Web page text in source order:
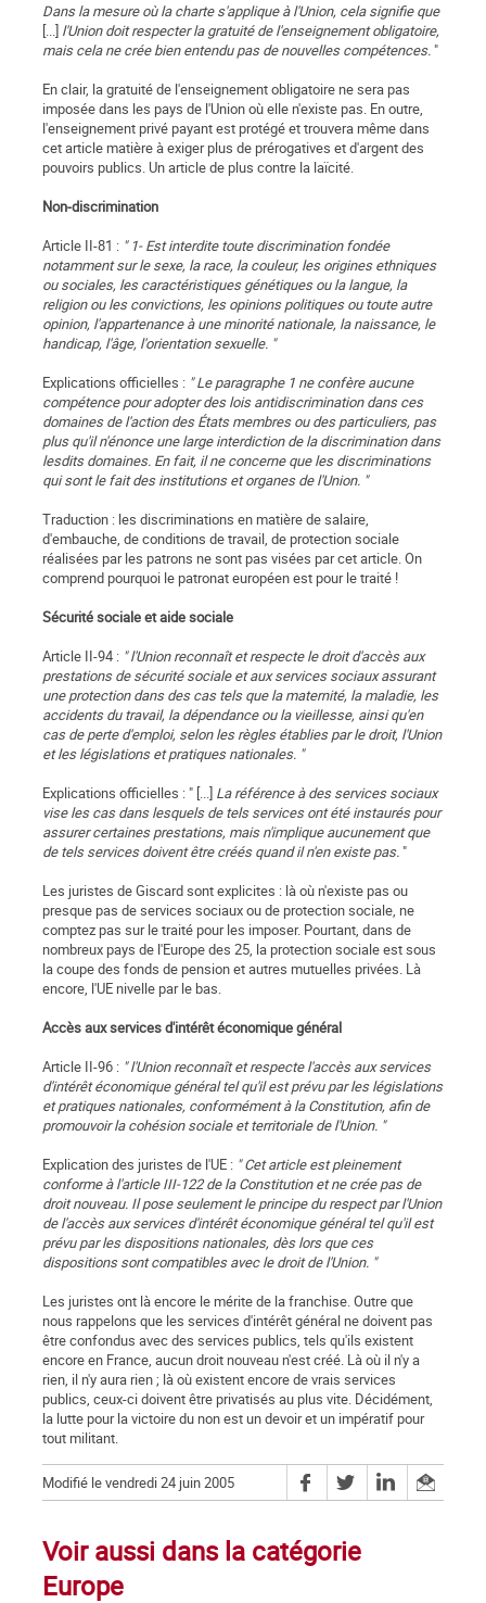
Dans la mesure où la charte s'applique à l'Union, cela signifie que
[...] l'Union doit respecter la gratuité de l'enseignement obligatoire,
mais cela ne crée bien entendu pas de nouvelles compétences."
En clair, la gratuité de l'enseignement obligatoire ne sera pas
imposée dans les pays de l'Union où elle n'existe pas. En outre,
l'enseignement privé payant est protégé et trouvera même dans
cet article matière à exiger plus de prérogatives et d'argent des
pouvoirs publics. Un article de plus contre la laïcité.
Non-discrimination
Article II-81 : " 1- Est interdite toute discrimination fondée
notamment sur le sexe, la race, la couleur, les origines ethniques
ou sociales, les caractéristiques génétiques ou la langue, la
religion ou les convictions, les opinions politiques ou toute autre
opinion, l'appartenance à une minorité nationale, la naissance, le
handicap, l'âge, l'orientation sexuelle. "
Explications officielles : " Le paragraphe 1 ne confère aucune
compétence pour adopter des lois antidiscrimination dans ces
domaines de l'action des États membres ou des particuliers, pas
plus qu'il n'énonce une large interdiction de la discrimination dans
lesdits domaines. En fait, il ne concerne que les discriminations
qui sont le fait des institutions et organes de l'Union. "
Traduction : les discriminations en matière de salaire,
d'embauche, de conditions de travail, de protection sociale
réalisées par les patrons ne sont pas visées par cet article. On
comprend pourquoi le patronat européen est pour le traité !
Sécurité sociale et aide sociale
Article II-94 : " l'Union reconnaît et respecte le droit d'accès aux
prestations de sécurité sociale et aux services sociaux assurant
une protection dans des cas tels que la maternité, la maladie, les
accidents du travail, la dépendance ou la vieillesse, ainsi qu'en
cas de perte d'emploi, selon les règles établies par le droit, l'Union
et les législations et pratiques nationales. "
Explications officielles : " [...] La référence à des services sociaux
vise les cas dans lesquels de tels services ont été instaurés pour
assurer certaines prestations, mais n'implique aucunement que
de tels services doivent être créés quand il n'en existe pas."
Les juristes de Giscard sont explicites : là où n'existe pas ou
presque pas de services sociaux ou de protection sociale, ne
comptez pas sur le traité pour les imposer. Pourtant, dans de
nombreux pays de l'Europe des 25, la protection sociale est sous
la coupe des fonds de pension et autres mutuelles privées. Là
encore, l'UE nivelle par le bas.
Accès aux services d'intérêt économique général
Article II-96 : " l'Union reconnaît et respecte l'accès aux services
d'intérêt économique général tel qu'il est prévu par les législations
et pratiques nationales, conformément à la Constitution, afin de
promouvoir la cohésion sociale et territoriale de l'Union. "
Explication des juristes de l'UE : " Cet article est pleinement
conforme à l'article III-122 de la Constitution et ne crée pas de
droit nouveau. Il pose seulement le principe du respect par l'Union
de l'accès aux services d'intérêt économique général tel qu'il est
prévu par les dispositions nationales, dès lors que ces
dispositions sont compatibles avec le droit de l'Union. "
Les juristes ont là encore le mérite de la franchise. Outre que
nous rappelons que les services d'intérêt général ne doivent pas
être confondus avec des services publics, tels qu'ils existent
encore en France, aucun droit nouveau n'est créé. Là où il n'y a
rien, il n'y aura rien ; là où existent encore de vrais services
publics, ceux-ci doivent être privatisés au plus vite. Décidément,
la lutte pour la victoire du non est un devoir et un impératif pour
tout militant.
Modifié le vendredi 24 juin 2005
Voir aussi dans la catégorie
Europe